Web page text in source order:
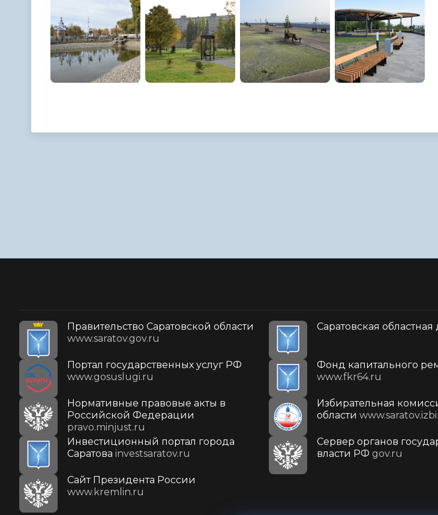
Правительство Саратовской области
www.saratov.gov.ru
Саратовская областная
Портал государственных услуг РФ
www.gosuslugi.ru
Фонд капитального
www.fkr64.ru
Нормативные правовые акты в
Российской Федерации
pravo.minjust.ru
Избирательная
области
Инвестиционный портал города
Саратова investsaratov.ru
Сервер органов
власти РФ gov.ru
Cайт Президента России
www.kremlin.ru